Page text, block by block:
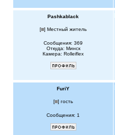
Pashkablack
[ ] Местный житель
Сообщения: 369
Откуда: Минск
Камера: Rolleiflex
FuriY
[ ] гость
Сообщения: 1